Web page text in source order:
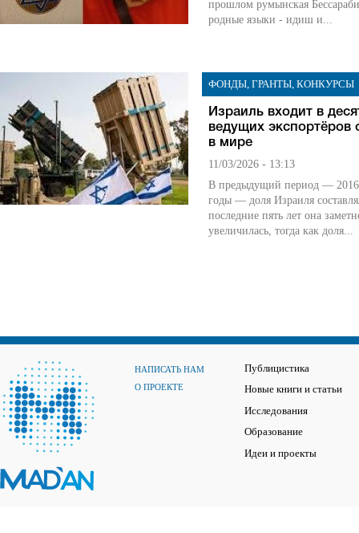
прошлом румынская
родные языки - идиш и...
ФОНДЫ, ГРАНТЫ, КОНКУРСЫ
Израиль входит в
ведущих экспортёров
в мире
11/03/2026 - 13:13
В предыдущий период —
годы — доля Израиля
последние пять лет она
увеличилась, тогда как доля...
НАПИСАТЬ НАМ
О ПРОЕКТЕ
Публицистика
Новые книги и статьи
Исследования
Образование
Идеи и проекты